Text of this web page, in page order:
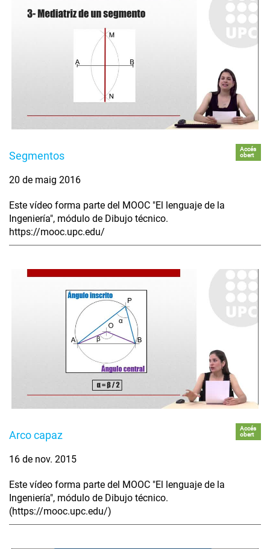
Segmentos
Accés
obert
20 de maig 2016
Este vídeo forma parte del MOOC "El lenguaje de la
Ingeniería", módulo de Dibujo técnico.
https://mooc.upc.edu/
Arco capaz
Accés
obert
16 de nov. 2015
Este vídeo forma parte del MOOC "El lenguaje de la
Ingeniería", módulo de Dibujo técnico.
(https://mooc.upc.edu/)